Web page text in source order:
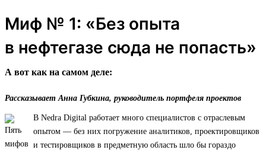
Миф № 1: «Без опыта
в нефтегазе сюда не попасть»
А вот как на самом деле:
Рассказывает Анна Губкина, руководитель портфеля проектов
В Nedra Digital работает много специалистов с отраслевым
опытом — без них погружение аналитиков, проектировщиков
и тестировщиков в предметную область шло бы гораздо